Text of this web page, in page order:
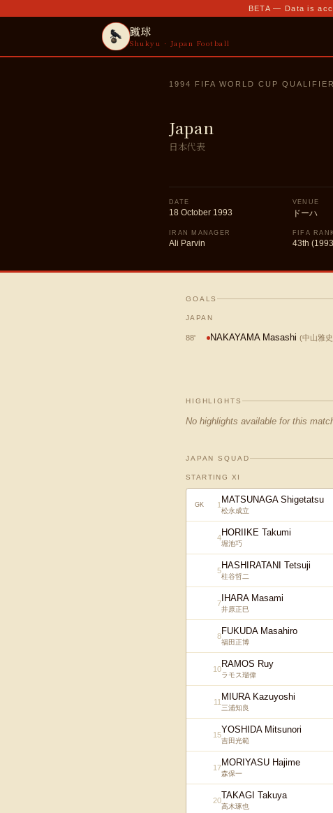
BETA — Data is
蹴球
Shukyu · Japan Football
1994 FIFA WORLD CUP
Japan
日本代表
DATE
18 October 1993
VENUE
ドーハ
IRAN MANAGER
Ali Parvin
FIFA
43th
GOALS
JAPAN
88' NAKAYAMA Masashi (中山雅史
HIGHLIGHTS
No highlights available for this
JAPAN SQUAD
STARTING XI
GK 1 MATSUNAGA Shigetatsu
松永成立
4HORIIKE Takumi
堀池巧
5HASHIRATANI Tetsuji
柱谷哲二
7 IHARA Masami
井原正巳
8FUKUDA Masahiro
福田正博
10RAMOS Ruy
ラモス瑠偉
11 MIURA Kazuyoshi
三浦知良
15YOSHIDA Mitsunori
吉田光範
17MORIYASU Hajime
森保一
20TAKAGI Takuya
高木琢也